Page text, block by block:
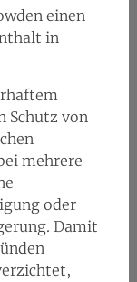
einen
in
Schutz von
mehrere
oder
Damit